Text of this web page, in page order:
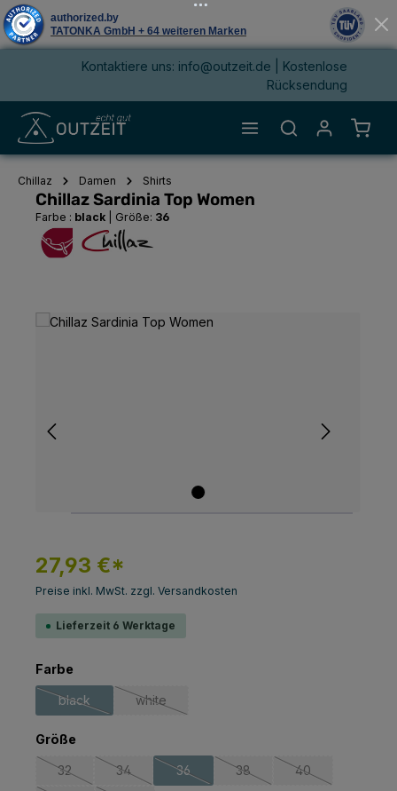
springenKontaktiere uns: info@outzeit.de | Kostenlose
Rücksendung
Chillaz Damen Shirts
Chillaz Sardinia Top Women
Farbe : black Größe: 36
Bildergalerie überspringen
27,93 €*
Preise inkl. MwSt. zzgl. Versandkosten
Lieferzeit 6 Werktage
Farbe
black
(Diese Option ist zurzeit nicht verfügbar.)
white
(Diese Option ist zurzeit nicht verfügbar.)
Größe
32
(Diese Option ist zurzeit nicht verfügbar.)
34
(Diese Option ist zurzeit nicht verfügbar.)
36
(Diese Option ist zurzeit nicht verfügbar.)
38
(Diese Option ist zurzeit
40
(Diese Option